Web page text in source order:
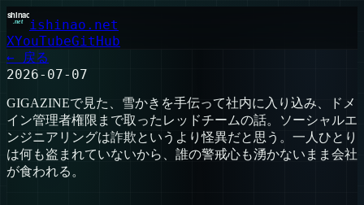
ishinao.net
XYouTubeGitHub
← 戻る
2026-07-07
GIGAZINEで見た、雪かきを手伝って社内に入り込み、ドメ
イン管理者権限まで取ったレッドチームの話。ソーシャルエ
ンジニアリングは詐欺というより怪異だと思う。一人ひとり
は何も盗まれていないから、誰の警戒心も湧かないまま会社
が食われる。